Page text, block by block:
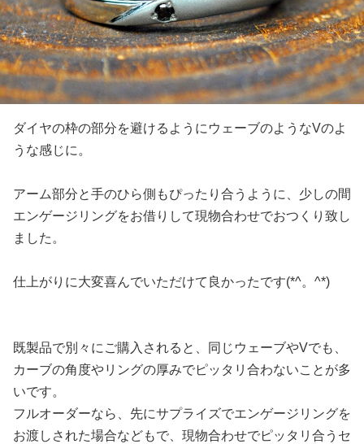
ダイヤの枠の部分を避けるようにウェーブのようなVのよ
うな感じに。
アーム部分と手のひら側もぴったり合うように、少しの間
エンゲージリングをお借りして現物合わせでおつくり致し
ました。
仕上がりに大変喜んでいただけて良かったです(*^。^*)
既製品で別々にご購入されると、同じウェーブやVでも、
カーブの角度やリングの厚みでピッタリ合わないことが多
いです。
フルオーダーなら、先にサプライズでエンゲージリングを
お渡しされた場合などもで、現物合わせでピッタリ合うセ